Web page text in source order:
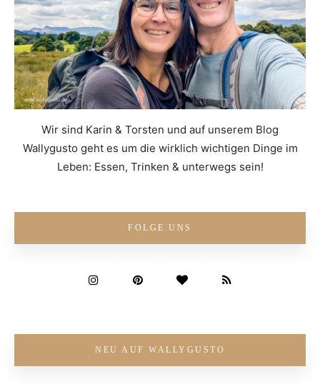
Wir sind Karin & Torsten und auf unserem Blog
Wallygusto geht es um die wirklich wichtigen Dinge im
Leben: Essen, Trinken & unterwegs sein!
FOLGE UNS
NEU AUF WALLYGUSTO